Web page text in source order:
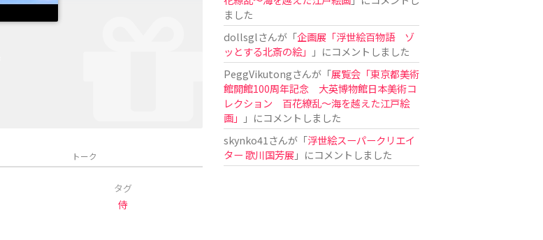
トーク
タグ
侍
ました
dollsglさんが「企画展「浮世絵百物語 ゾ
ッとする北斎の絵」
」にコメントしました
PeggVikutongさんが「展覧会「東京都美術
館開館100周年記念 大英博物館日本美術コ
レクション 百花繚乱〜海を越えた江戸絵
画」
」にコメントしました
skynko41 さんが「浮世絵スーパークリエイ
ター 歌川国芳展 」にコメントしました